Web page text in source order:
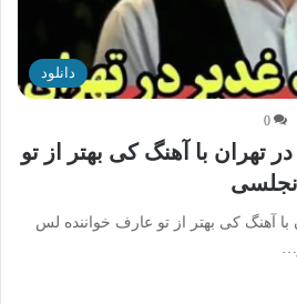
دانلود
0
تهران با آهنگ کی بهتر از تو
آهنگ کی بهتر از تو عارف خواننده لس